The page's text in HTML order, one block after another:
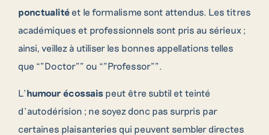
ponctualité et le formalisme sont attendus. Les titres
académiques et professionnels sont pris au sérieux ;
ainsi, veillez à utiliser les bonnes appellations telles
que “”Doctor”” ou “”Professor””.
L’humour écossais peut être subtil et teinté
d’autodérision ; ne soyez donc pas surpris par
certaines plaisanteries qui peuvent sembler directes